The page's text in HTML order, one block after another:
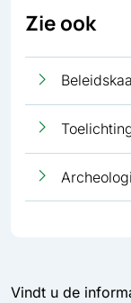
Zie ook
Vindt u de